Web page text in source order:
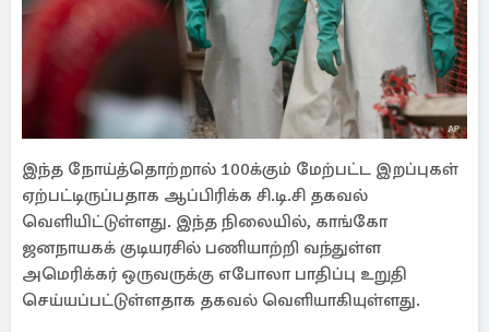
இந்த நோய்த்தொற்றால் 100க்கும் மேற்பட்ட இறப்புகள்
ஏற்பட்டிருப்பதாக ஆப்பிரிக்க சி.டி.சி தகவல்
வெளியிட்டுள்ளது. இந்த நிலையில், காங்கோ
ஜனநாயகக் குடியரசில் பணியாற்றி வந்துள்ள
அமெரிக்கர் ஒருவருக்கு எபோலா பாதிப்பு உறுதி
செய்யப்பட்டுள்ளதாக தகவல் வெளியாகியுள்ளது.